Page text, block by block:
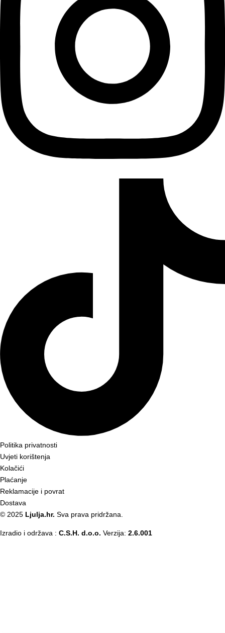
Politika privatnosti
Uvjeti korištenja
Kolačići
Plaćanje
Reklamacije i povrat
Dostava
© 2025 Ljulja.hr. Sva prava pridržana.
Izradio i održava : C.S.H. d.o.o. Verzija: 2.6.001